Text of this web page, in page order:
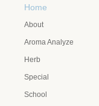
Home
About
Aroma Analyze
Herb
Special
School